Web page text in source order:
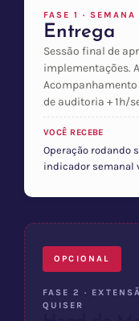
FASE 1 · SEMANA
Entrega
Sessão final de
implementações.
Acompanhamento
de auditoria + 1h/
VOCÊ RECEBE
Operação rodando
indicador semanal
OPCIONAL
FASE 2 ·
QUISER